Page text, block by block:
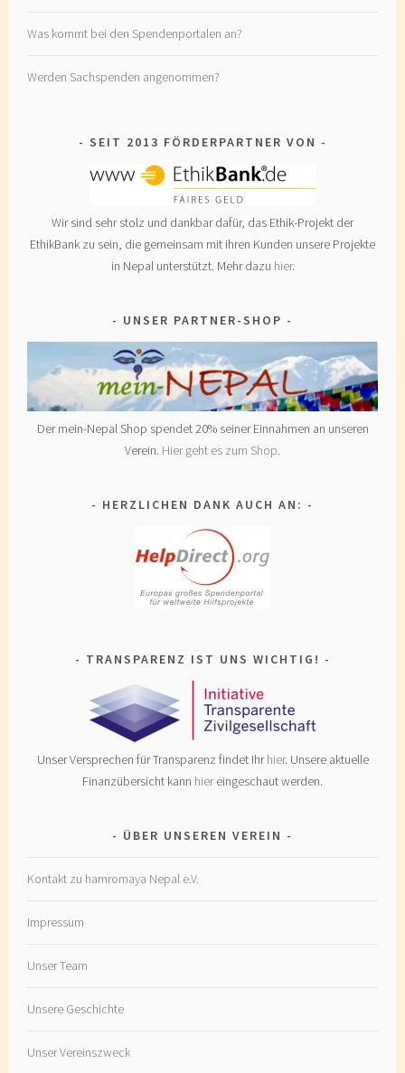
Was kommt bei den Spendenportalen an?
Werden Sachspenden angenommen?
SEIT 2013 FÖRDERPARTNER VON
Wir sind sehr stolz und dankbar dafür, das Ethik-Projekt der
EthikBank zu sein, die gemeinsam mit ihren Kunden unsere Projekte
in Nepal unterstützt. Mehr dazu hier.
UNSER PARTNER-SHOP
Der mein-Nepal Shop spendet 20% seiner Einnahmen an unseren
Verein. Hier geht es zum Shop.
HERZLICHEN DANK AUCH AN:
TRANSPARENZ IST UNS WICHTIG!
Unser Versprechen für Transparenz findet Ihrhier. Unsere aktuelle
Finanzübersicht kann hiereingeschaut werden.
ÜBER UNSEREN VEREIN
Kontakt zu hamromaya Nepal e.V.
Impressum
Unser Team
Unsere Geschichte
Unser Vereinszweck